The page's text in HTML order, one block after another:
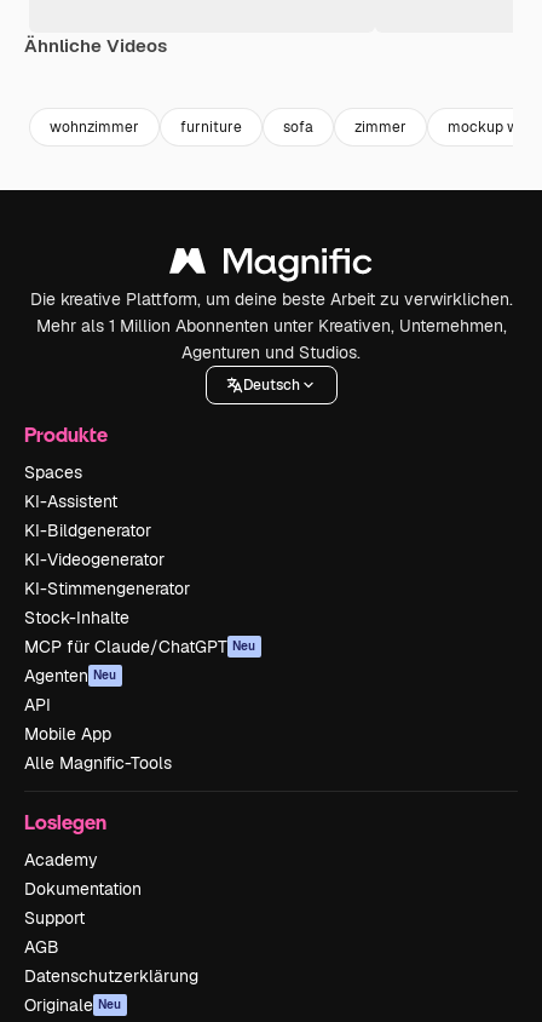
Ähnliche Videos
wohnzimmer furniture sofa zimmer mockup wall
Die kreative Plattform, um deine beste Arbeit zu verwirklichen.
Mehr als 1 Million Abonnenten unter Kreativen, Unternehmen,
Agenturen und Studios.
Deutsch
Produkte
Spaces
KI-Assistent
KI-Bildgenerator
KI-Videogenerator
KI-Stimmengenerator
Stock-Inhalte
MCP für Claude/ChatGPT Neu
Agenten Neu
API
Mobile App
Alle Magnific-Tools
Loslegen
Academy
Dokumentation
Support
AGB
Datenschutzerklärung
Originale Neu